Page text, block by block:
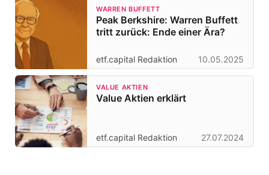
WARREN BUFFETT
Peak Berkshire: Warren Buffett
tritt zurück: Ende einer Ära?
etf.capital Redaktion 10.05.2025
VALUE AKTIEN
Value Aktien erklärt
etf.capital Redaktion 27.07.2024